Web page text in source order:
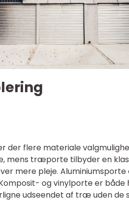
der flere materiale
mens træporte tilbyder en
mere pleje.
og vinylporte er både
udseendet af træ uden de